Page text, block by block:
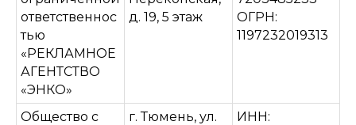
ответственнос
тью
«РЕКЛАМНОЕ
АГЕНТСТВО
«ЭНКО»
д. 19, 5 этаж
ОГРН:
1197232019313
Общество с
г. Тюмень, ул.
ИНН: